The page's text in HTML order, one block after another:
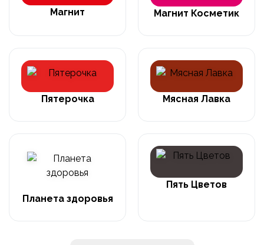
Магнит Магнит Косметик
Пятерочка Мясная Лавка
Планета здоровья
Пять Цветов